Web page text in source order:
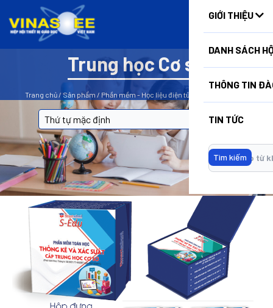
HUẤN
GIỚI THIỆU
DANH SÁCH
THÔNG TIN
TIN TỨC
Tìm kiếm
Trung học Cơ sở
Trang chủ/ Sản phẩm / Phần mềm - Học liệu điện tử
BỘ LỌC